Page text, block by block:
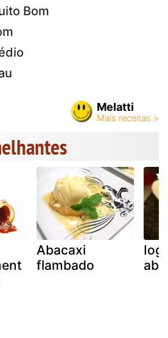
Bom
Melatti
Abacaxi
flambado